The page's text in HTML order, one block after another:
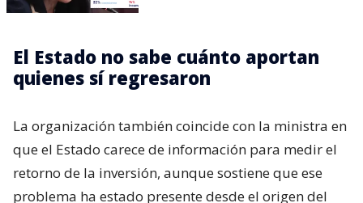
El Estado no sabe cuánto aportan
quienes sí regresaron
La organización también coincide con la ministra en
que el Estado carece de información para medir el
retorno de la inversión, aunque sostiene que ese
problema ha estado presente desde el origen del